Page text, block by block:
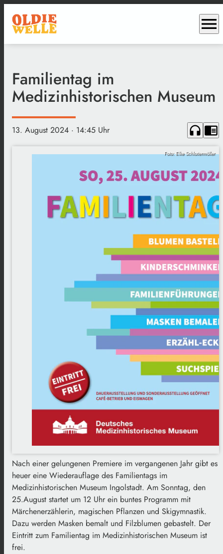
menu
Familientag im
Medizinhistorischen Museum
13. August 2024 · 14:45 Uhr headphones chrome_reader_mode
Foto: Elke Schlottermöller
Nach einer gelungenen Premiere im vergangenen Jahr gibt es
heuer eine Wiederauflage des Familientags im
Medizinhistorischen Museum Ingolstadt. Am Sonntag, den
25.August startet um 12 Uhr ein buntes Programm mit
Märchenerzählerin, magischen Pflanzen und Skigymnastik.
Dazu werden Masken bemalt und Filzblumen gebastelt. Der
Eintritt zum Familientag im Medizinhistorischen Museum ist
frei.